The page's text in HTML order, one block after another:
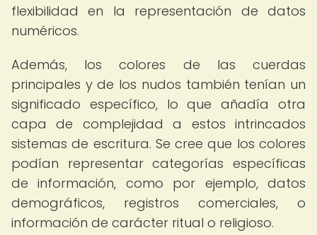
flexibilidad en la representación de datos
numéricos.
Además, los colores de las cuerdas
principales y de los nudos también tenían un
significado específico, lo que añadía otra
capa de complejidad a estos intrincados
sistemas de escritura. Se cree que los colores
podían representar categorías específicas
de información, como por ejemplo, datos
demográficos, registros comerciales, o
información de carácter ritual o religioso.